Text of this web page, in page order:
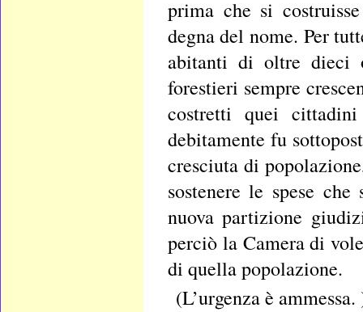
prima che si
degna del nome. Per
abitanti di oltre dieci
forestieri sempre
costretti quei
debitamente fu
cresciuta di
sostenere le spese
nuova partizione
perciò la Camera di
di quella popolazione.
(L’urgenza è